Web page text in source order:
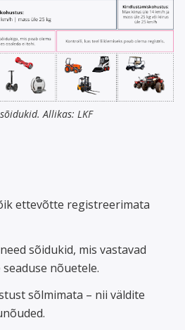
Allikas: LKF
ettevõtte registreerimata
sõidukid, mis vastavad
nõuetele.
sõlmimata – nii väldite